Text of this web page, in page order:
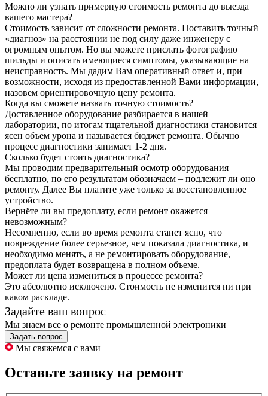
Можно ли узнать примерную стоимость ремонта до выезда
вашего мастера?
Стоимость зависит от сложности ремонта. Поставить точный
«диагноз» на расстоянии не под силу даже инженеру с
огромным опытом. Но вы можете прислать фотографию
шильды и описать имеющиеся симптомы, указывающие на
неисправность. Мы дадим Вам оперативный ответ и, при
возможности, исходя из предоставленной Вами информации,
назовем ориентировочную цену ремонта.
Когда вы сможете назвать точную стоимость?
Доставленное оборудование разбирается в нашей
лаборатории, по итогам тщательной диагностики становится
ясен объем урона и называется бюджет ремонта. Обычно
процесс диагностики занимает 1-2 дня.
Сколько будет стоить диагностика?
Мы проводим предварительный осмотр оборудования
бесплатно, по его результатам обозначаем – подлежит ли оно
ремонту. Далее Вы платите уже только за восстановленное
устройство.
Вернёте ли вы предоплату, если ремонт окажется
невозможным?
Несомненно, если во время ремонта станет ясно, что
повреждение более серьезное, чем показала диагностика, и
необходимо менять, а не ремонтировать оборудование,
предоплата будет возвращена в полном объеме.
Может ли цена измениться в процессе ремонта?
Это абсолютно исключено. Стоимость не изменится ни при
каком раскладе.
Задайте ваш вопрос
Мы знаем все о ремонте промышленной электроники
Задать вопрос
Мы свяжемся с вами
Оставьте заявку на ремонт